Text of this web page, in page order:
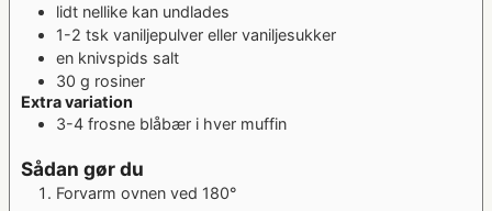
lidt nellike kan undlades
1-2 tsk vaniljepulver eller vaniljesukker
en knivspids salt
30 g rosiner
Extra variation
3-4 frosne blåbær i hver muffin
Sådan gør du
Forvarm ovnen ved 180°